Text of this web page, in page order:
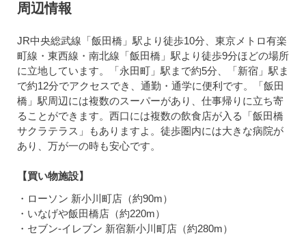
周辺情報
JR中央総武線「飯田橋」駅より徒歩10分、東京メトロ有楽
町線・東西線・南北線「飯田橋」駅より徒歩9分ほどの場所
に立地しています。「永田町」駅まで約5分、「新宿」駅ま
で約12分でアクセスでき、通勤・通学に便利です。「飯田
橋」駅周辺には複数のスーパーがあり、仕事帰りに立ち寄
ることができます。西口には複数の飲食店が入る「飯田橋
サクラテラス」もありますよ。徒歩圏内には大きな病院が
あり、万が一の時も安心です。
【買い物施設】
・ローソン 新小川町店（約90m）
・いなげや飯田橋店（約220m）
・セブン-イレブン 新宿新小川町店（約280m）